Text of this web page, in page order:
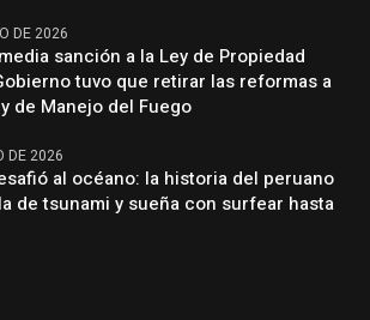
DE 2026
sanción a la Ley de Propiedad
tuvo que retirar las reformas a
de Manejo del Fuego
DE 2026
al océano: la historia del peruano
de tsunami y sueña con surfear hasta